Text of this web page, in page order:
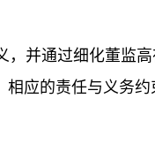
并通过细化董监
应的责任与义务约